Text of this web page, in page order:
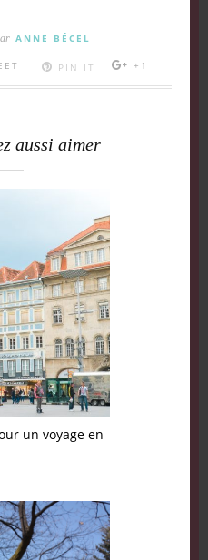
ANNE BÉCEL
PIN IT +1
aussi aimer
un voyage en